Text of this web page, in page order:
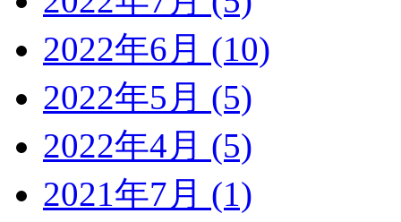
2022年6月 (10)
2022年5月 (5)
2022年4月 (5)
2021年7月 (1)